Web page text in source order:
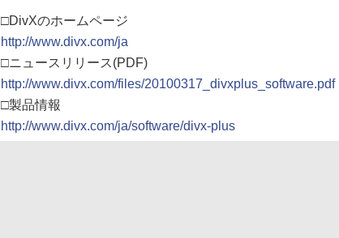
□DivXのホームページ
http://www.divx.com/ja
□ニュースリリース(PDF)
http://www.divx.com/files/20100317_divxplus_software.pdf
□製品情報
http://www.divx.com/ja/software/divx-plus